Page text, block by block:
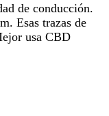
de conducción.
Esas trazas de
usa CBD